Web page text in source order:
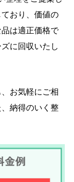
おり、価値の
は適正価格で
に回収いたし
、お気軽にご相
納得のいく整